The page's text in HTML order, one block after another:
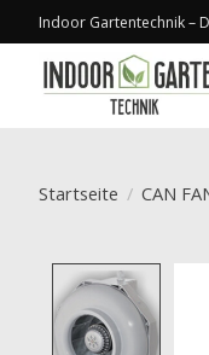
Indoor Gartentechnik –
Startseite / CAN